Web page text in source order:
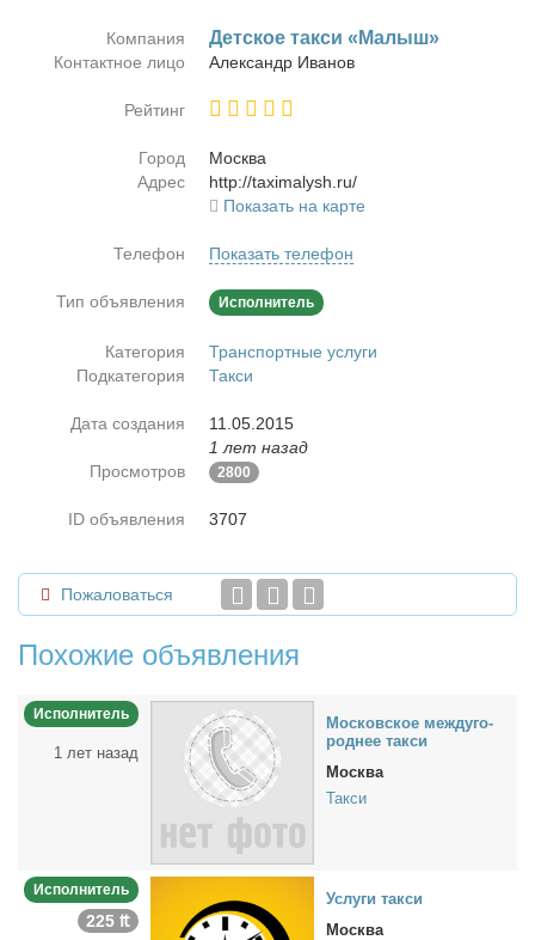
Компания Дет­ское так­си «Ма­лыш»
Контактное лицо Алек­сандр Ива­нов
Рейтинг
Город
Москва
Адрес
http://taximalysh.ru/
Показать на карте
Телефон Показать телефон
Тип объявления Исполнитель
Категория
Транспортные услуги
Подкатегория
Такси
Дата создания
11.05.2015
1 лет назад
Просмотров
2800
ID объявления 3707
Пожаловаться
Похожие объявления
Исполнитель
1 лет назад
Мос­ков­ское меж­ду­го­
род­нее так­си
Москва
Такси
Исполнитель
225 ₶
Услу­ги так­си
Москва